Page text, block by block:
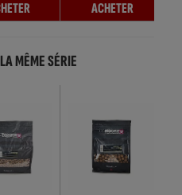
ACHETER
MÊME SÉRIE